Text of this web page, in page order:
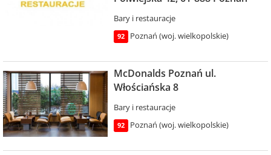
Bary i restauracje
92 Poznań (woj. wielkopolskie)
McDonalds Poznań ul.
Włościańska 8
Bary i restauracje
92 Poznań (woj. wielkopolskie)